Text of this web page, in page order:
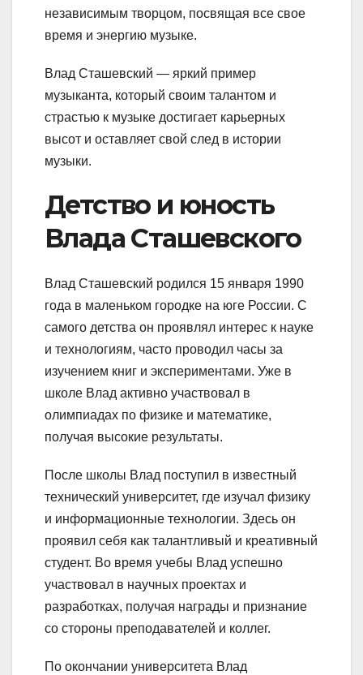
независимым творцом, посвящая все свое
время и энергию музыке.
Влад Сташевский — яркий пример
музыканта, который своим талантом и
страстью к музыке достигает карьерных
высот и оставляет свой след в истории
музыки.
Детство и юность
Влада Сташевского
Влад Сташевский родился 15 января 1990
года в маленьком городке на юге России. С
самого детства он проявлял интерес к науке
и технологиям, часто проводил часы за
изучением книг и экспериментами. Уже в
школе Влад активно участвовал в
олимпиадах по физике и математике,
получая высокие результаты.
После школы Влад поступил в известный
технический университет, где изучал физику
и информационные технологии. Здесь он
проявил себя как талантливый и креативный
студент. Во время учебы Влад успешно
участвовал в научных проектах и
разработках, получая награды и признание
со стороны преподавателей и коллег.
По окончании университета Влад